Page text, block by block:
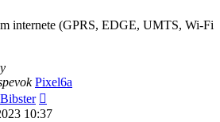
internete (GPRS, EDGE, UMTS, Wi-Fi
Pixel6a
Bibster
posledný
10:37